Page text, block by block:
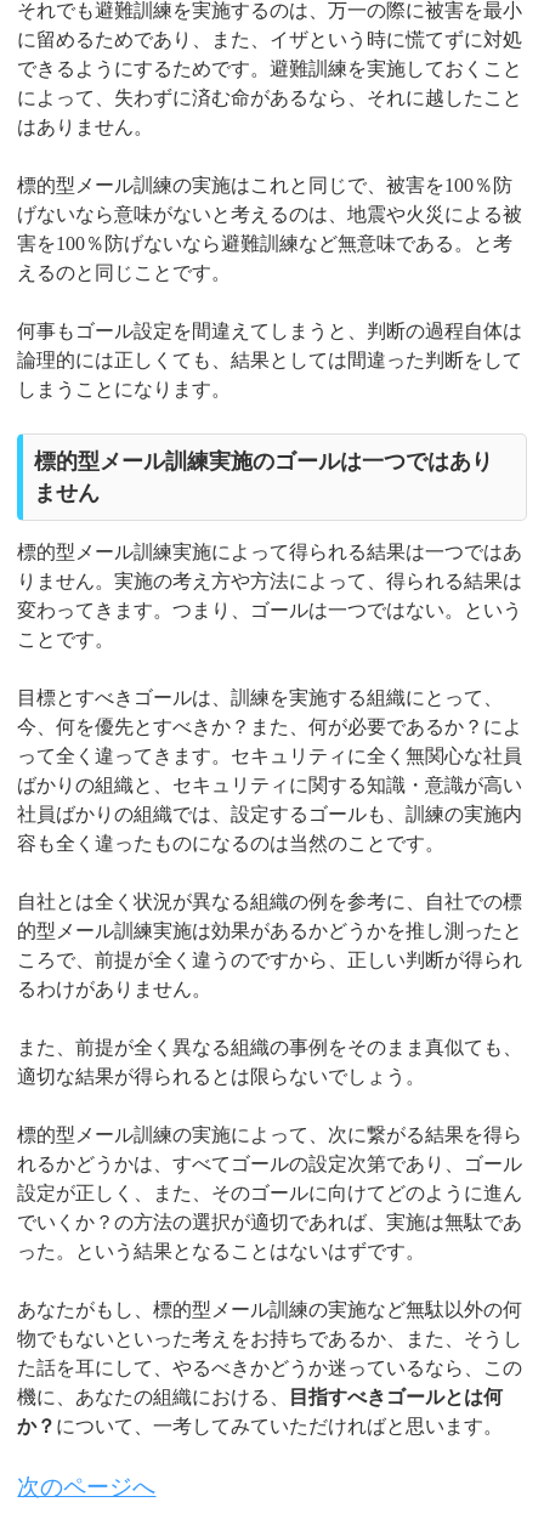
それでも避難訓練を実施するのは、万一の際に被害を最小
に留めるためであり、また、イザという時に慌てずに対処
できるようにするためです。避難訓練を実施しておくこと
によって、失わずに済む命があるなら、それに越したこと
はありません。
標的型メール訓練の実施はこれと同じで、被害を100％防
げないなら意味がないと考えるのは、地震や火災による被
害を100％防げないなら避難訓練など無意味である。と考
えるのと同じことです。
何事もゴール設定を間違えてしまうと、判断の過程自体は
論理的には正しくても、結果としては間違った判断をして
しまうことになります。
標的型メール訓練実施のゴールは一つではあり
ません
標的型メール訓練実施によって得られる結果は一つではあ
りません。実施の考え方や方法によって、得られる結果は
変わってきます。つまり、ゴールは一つではない。という
ことです。
目標とすべきゴールは、訓練を実施する組織にとって、
今、何を優先とすべきか？また、何が必要であるか？によ
って全く違ってきます。セキュリティに全く無関心な社員
ばかりの組織と、セキュリティに関する知識・意識が高い
社員ばかりの組織では、設定するゴールも、訓練の実施内
容も全く違ったものになるのは当然のことです。
自社とは全く状況が異なる組織の例を参考に、自社での標
的型メール訓練実施は効果があるかどうかを推し測ったと
ころで、前提が全く違うのですから、正しい判断が得られ
るわけがありません。
また、前提が全く異なる組織の事例をそのまま真似ても、
適切な結果が得られるとは限らないでしょう。
標的型メール訓練の実施によって、次に繋がる結果を得ら
れるかどうかは、すべてゴールの設定次第であり、ゴール
設定が正しく、また、そのゴールに向けてどのように進ん
でいくか？の方法の選択が適切であれば、実施は無駄であ
った。という結果となることはないはずです。
あなたがもし、標的型メール訓練の実施など無駄以外の何
物でもないといった考えをお持ちであるか、また、そうし
た話を耳にして、やるべきかどうか迷っているなら、この
機に、あなたの組織における、
目指すべきゴールとは何
か？ について、一考してみていただければと思います。
次のページへ